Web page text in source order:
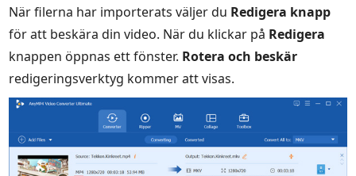
När filerna har importerats väljer du Redigera knapp
för att beskära din video. När du klickar på Redigera
knappen öppnas ett fönster. Rotera och beskär
redigeringsverktyg kommer att visas.